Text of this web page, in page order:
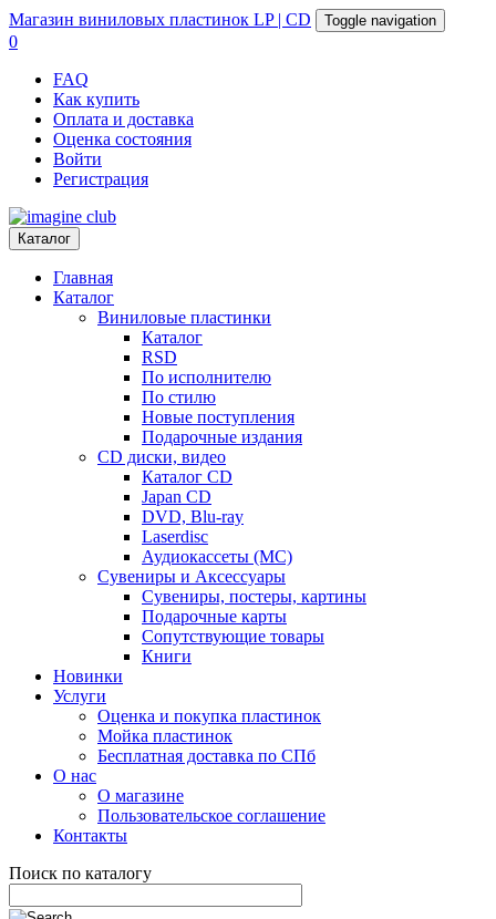
Магазин виниловых пластинок LP | CD Toggle navigation
0
FAQ
Как купить
Оплата и доставка
Оценка состояния
Войти
Регистрация
Каталог
Главная
Каталог
Виниловые пластинки
Каталог
RSD
По исполнителю
По стилю
Новые поступления
Подарочные издания
CD диски, видео
Каталог CD
Japan CD
DVD, Blu-ray
Laserdisc
Аудиокассеты (MC)
Сувениры и Аксессуары
Сувениры, постеры, картины
Подарочные карты
Сопутствующие товары
Книги
Новинки
Услуги
Оценка и покупка пластинок
Мойка пластинок
Бесплатная доставка по СПб
О нас
О магазине
Пользовательское соглашение
Контакты
Поиск по каталогу